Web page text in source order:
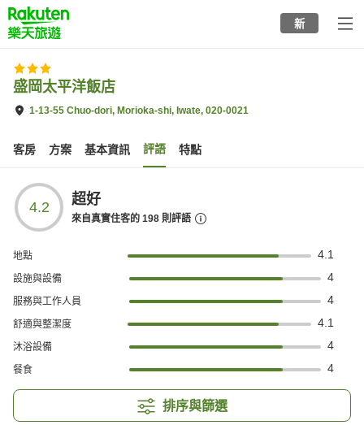
to
top
page
新
盛岡太平洋飯店
1-13-55 Chuo-dori, Morioka-shi, Iwate, 020-0021
客房 方案 基本資訊 評語 特點
4.2 超好
來自真實住客的 198 則評語
地點 4.1
設施與設備 4
服務與工作人員 4
舒適與整潔度 4.1
沐浴設備 4
餐食 4
排序與篩選